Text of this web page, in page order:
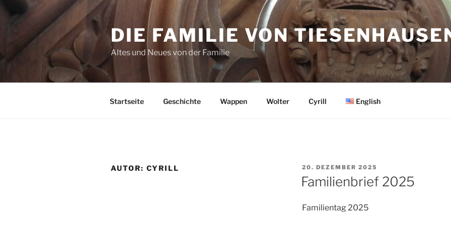
Zum
Inhalt
DIE FAMILIE VON
Altes und Neues von der Familie
Startseite Geschichte Wappen Wolter Cyrill English
AUTOR: CYRILL
VERÖFFENTLICHT
AM
20. DEZEMBER 2025
Familienbrief 2025
Familientag 2025